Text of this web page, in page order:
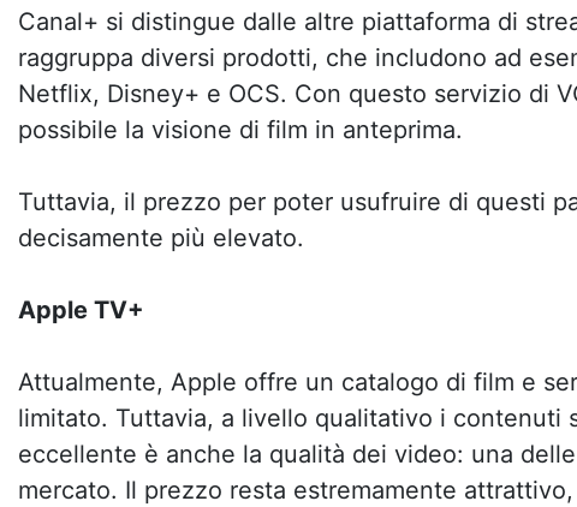
Canal+ si distingue dalle altre piattaforma di
raggruppa diversi prodotti, che includono ad
Netflix, Disney+ e OCS. Con questo servizio di
possibile la visione di film in anteprima.
Tuttavia, il prezzo per poter usufruire di questi
decisamente più elevato.
Apple TV+
Attualmente, Apple offre un catalogo di film e
limitato. Tuttavia, a livello qualitativo i contenuti
eccellente è anche la qualità dei video: una
mercato. Il prezzo resta estremamente